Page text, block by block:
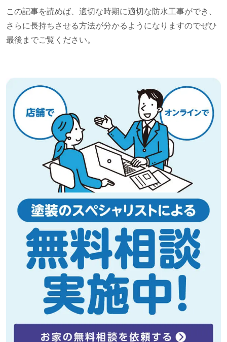
この記事を読めば、適切な時期に適切な防水工事ができ、
さらに長持ちさせる方法が分かるようになりますのでぜひ
最後までご覧ください。